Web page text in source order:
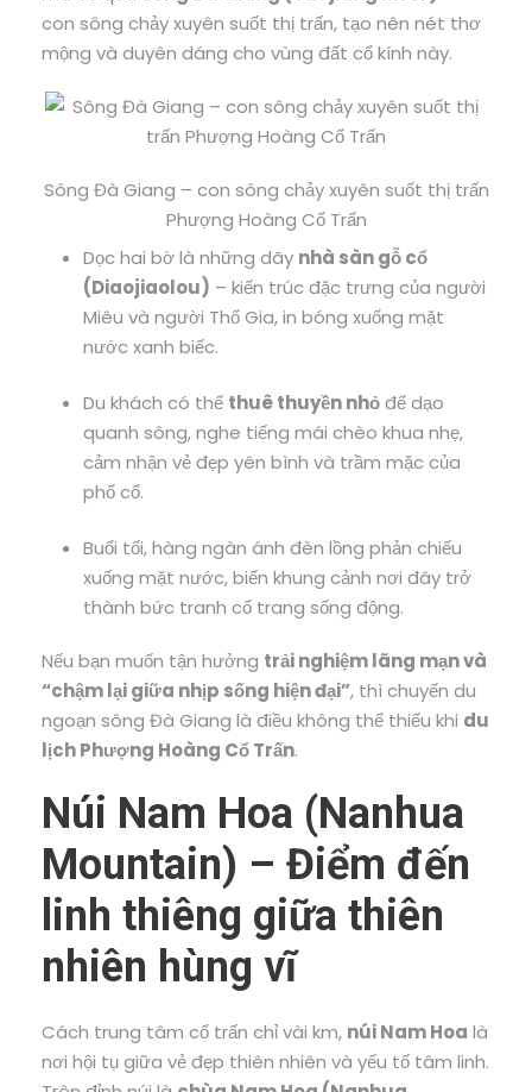
con sông chảy xuyên suốt thị trấn, tạo nên nét thơ
mộng và duyên dáng cho vùng đất cổ kính này.
Sông Đà Giang – con sông chảy xuyên suốt thị trấn
Phượng Hoàng Cổ Trấn
Dọc hai bờ là những dãy nhà sàn gỗ cổ
(Diaojiaolou) – kiến trúc đặc trưng của người
Miêu và người Thổ Gia, in bóng xuống mặt
nước xanh biếc.
Du khách có thể thuê thuyền nhỏđể dạo
quanh sông, nghe tiếng mái chèo khua nhẹ,
cảm nhận vẻ đẹp yên bình và trầm mặc của
phố cổ.
Buổi tối, hàng ngàn ánh đèn lồng phản chiếu
xuống mặt nước, biến khung cảnh nơi đây trở
thành bức tranh cổ trang sống động.
Nếu bạn muốn tận hưởng trải nghiệm lãng mạn và
“chậm lại giữa nhịp sống hiện đại”, thì chuyến du
ngoạn sông Đà Giang là điều không thể thiếu khi du
lịch Phượng Hoàng Cổ Trấn.
Núi Nam Hoa (Nanhua
Mountain) – Điểm đến
linh thiêng giữa thiên
nhiên hùng vĩ
Cách trung tâm cổ trấn chỉ vài km, núi Nam Hoa là
nơi hội tụ giữa vẻ đẹp thiên nhiên và yếu tố tâm linh.